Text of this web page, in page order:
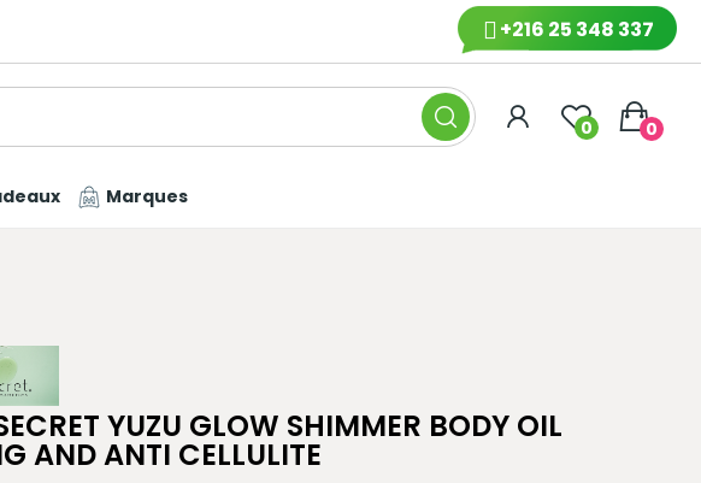
+216 25 348 337
0 0
Marques
YUZU GLOW SHIMMER BODY OIL
AND ANTI CELLULITE